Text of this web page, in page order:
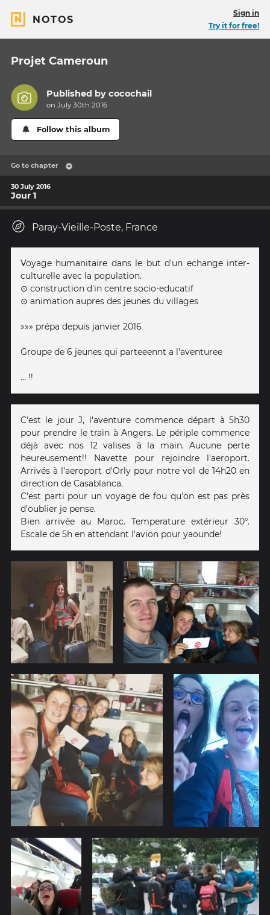
NOTOS
Sign in
Try it for free!
Projet Cameroun
Published bycocochail
on July 30th 2016
Follow this album
Go to chapter
30 July 2016
Jour 1
Paray-Vieille-Poste, France
Voyage humanitaire dans le but d'un echange inter-
culturelle avec la population.
⊙ construction d'in centre socio-educatif
⊙ animation aupres des jeunes du villages
»»» prépa depuis janvier 2016
Groupe de 6 jeunes qui parteeennt a l'aventuree
... !!
C'est le jour J, l'aventure commence départ à 5h30
pour prendre le train à Angers. Le périple commence
déjà avec nos 12 valises à la main. Aucune perte
heureusement!! Navette pour rejoindre l'aeroport.
Arrivés à l'aeroport d'Orly pour notre vol de 14h20 en
direction de Casablanca.
C'est parti pour un voyage de fou qu'on est pas près
d'oublier je pense.
Bien arrivée au Maroc. Temperature extérieur 30°.
Escale de 5h en attendant l'avion pour yaounde!